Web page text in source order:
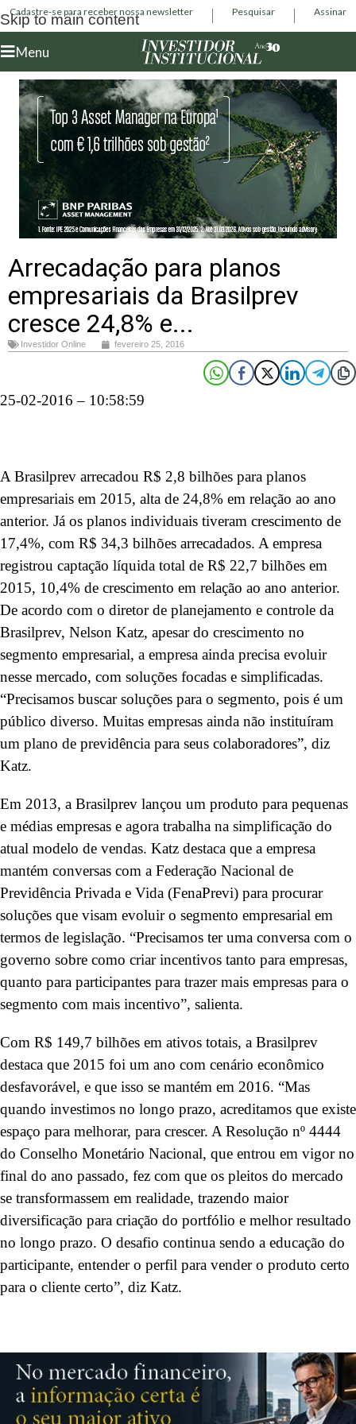
Skip to main content
Cadastre-se para receber nossa newsletter Pesquisar Assinar
Menu
Arrecadação para planos
empresariais da Brasilprev
cresce 24,8% e...
Investidor Online fevereiro 25, 2016
25-02-2016 – 10:58:59
A Brasilprev arrecadou R$ 2,8 bilhões para planos
empresariais em 2015, alta de 24,8% em relação ao ano
anterior. Já os planos individuais tiveram crescimento de
17,4%, com R$ 34,3 bilhões arrecadados. A empresa
registrou captação líquida total de R$ 22,7 bilhões em
2015, 10,4% de crescimento em relação ao ano anterior.
De acordo com o diretor de planejamento e controle da
Brasilprev, Nelson Katz, apesar do crescimento no
segmento empresarial, a empresa ainda precisa evoluir
nesse mercado, com soluções focadas e simplificadas.
“Precisamos buscar soluções para o segmento, pois é um
público diverso. Muitas empresas ainda não instituíram
um plano de previdência para seus colaboradores”, diz
Katz.
Em 2013, a Brasilprev lançou um produto para pequenas
e médias empresas e agora trabalha na simplificação do
atual modelo de vendas. Katz destaca que a empresa
mantém conversas com a Federação Nacional de
Previdência Privada e Vida (FenaPrevi) para procurar
soluções que visam evoluir o segmento empresarial em
termos de legislação. “Precisamos ter uma conversa com o
governo sobre como criar incentivos tanto para empresas,
quanto para participantes para trazer mais empresas para o
segmento com mais incentivo”, salienta.
Com R$ 149,7 bilhões em ativos totais, a Brasilprev
destaca que 2015 foi um ano com cenário econômico
desfavorável, e que isso se mantém em 2016. “Mas
quando investimos no longo prazo, acreditamos que existe
espaço para melhorar, para crescer. A Resolução nº 4444
do Conselho Monetário Nacional, que entrou em vigor no
final do ano passado, fez com que os pleitos do mercado
se transformassem em realidade, trazendo maior
diversificação para criação do portfólio e melhor resultado
no longo prazo. O desafio continua sendo a educação do
participante, entender o perfil para vender o produto certo
para o cliente certo”, diz Katz.